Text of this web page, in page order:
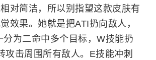
对简洁，所以别指望这款皮肤有
效果。她就是把ATI扔向敌人，
分为二命中多个目标，W技能扔
攻击周围所有敌人。E技能冲刺